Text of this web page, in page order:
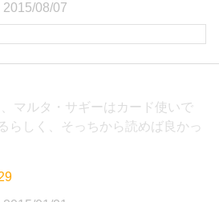
2015/08/07
マルタ・サギーはカード使いで
らしく、そっちから読めば良かっ